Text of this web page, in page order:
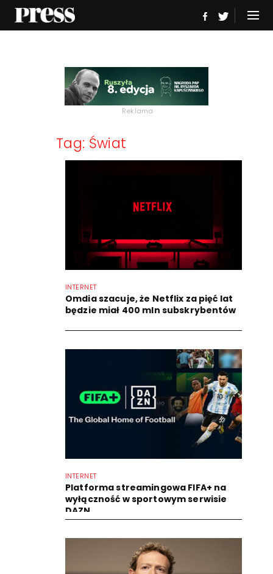
Reklama
Tag: Świat
INTERNET
Omdia szacuje, że Netflix za pięć lat
będzie miał 400 mln subskrybentów
INTERNET
Platforma streamingowa FIFA+ na
wyłączność w sportowym serwisie
DAZN